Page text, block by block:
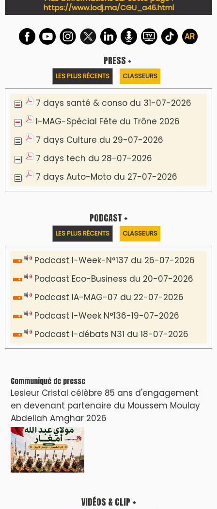
https://www.lodj.ma/CGU_a46.html
PRESS +
LES PLUS RÉCENTS CLASSEURS
7 days santé & conso du 31-07-2026
I-MAG-Spécial Fête du Trône 2026
7 days Culture du 29-07-2026
7 days tech du 28-07-2026
7 days Auto-Moto du 27-07-2026
PODCAST +
LES PLUS RÉCENTS CLASSEURS
Podcast I-Week-N°137 du 26-07-2026
Podcast Eco-Business du 20-07-2026
Podcast IA-MAG-07 du 22-07-2026
Podcast I-Week N°136-19-07-2026
Podcast I-débats N31 du 18-07-2026
Communiqué de presse
Lesieur Cristal célèbre 85 ans d'engagement
en devenant partenaire du Moussem Moulay
Abdellah Amghar 2026
VIDÉOS & CLIP +